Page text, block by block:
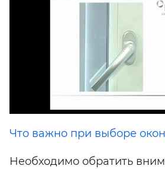
Что важно при выборе
Необходимо обратить